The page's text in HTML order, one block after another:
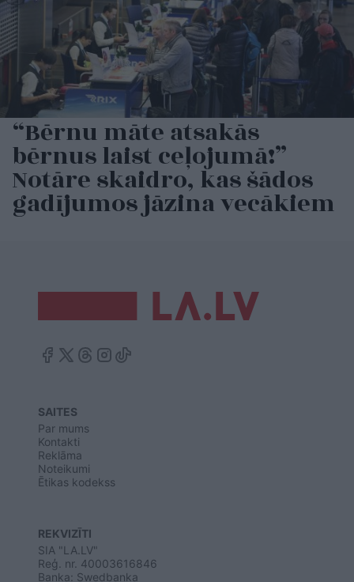
“Bērnu māte atsakās
bērnus laist ceļojumā!”
Notāre skaidro, kas šādos
gadījumos jāzina vecākiem
SAITES
Par mums
Kontakti
Reklāma
Noteikumi
Ētikas kodekss
REKVIZĪTI
SIA "LA.LV"
Reģ. nr. 40003616846
Banka: Swedbanka